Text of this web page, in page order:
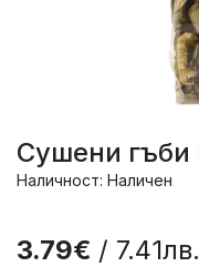
Сушени гъби
Наличност: Наличен
3.79€ / 7.41лв.